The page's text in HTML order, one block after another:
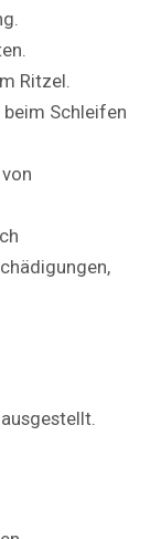
Ritzel.
Schleifen